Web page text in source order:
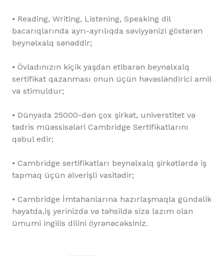
• Reading, Writing, Listening, Speaking dil
bacarıqlarında ayrı-ayrılıqda səviyyənizi göstərən
beynəlxalq sənəddir;
• Övladınızın kiçik yaşdan etibarən beynəlxalq
sertifikat qazanması onun üçün həvəsləndirici amil
və stimuldur;
• Dünyada 25000-dən çox şirkət, universtitet və
tədris müəssisələri Cambridge Sertifikatlarını
qəbul edir;
• Cambridge sertifikatları beynəlxalq şirkətlərdə iş
tapmaq üçün əlverişli vasitədir;
• Cambridge İmtahanlarına hazırlaşmaqla gündəlik
həyatda,iş yerinizdə və təhsildə sizə lazım olan
ümumi ingilis dilini öyrənəcəksiniz.